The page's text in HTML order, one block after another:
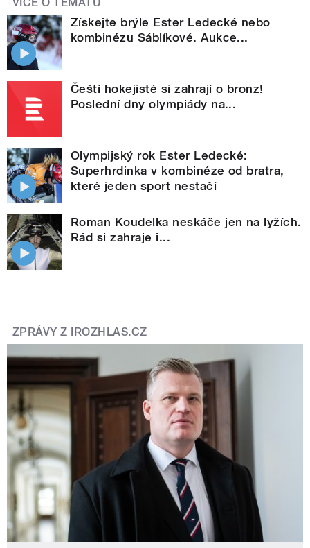
Získejte brýle Ester Ledecké nebo
kombinézu Sáblíkové. Aukce...
Čeští hokejisté si zahrají o bronz!
Poslední dny olympiády na...
Olympijský rok Ester Ledecké:
Superhrdinka v kombinéze od bratra,
které jeden sport nestačí
Roman Koudelka neskáče jen na lyžích.
Rád si zahraje i...
ZPRÁVY Z IROZHLAS.CZ